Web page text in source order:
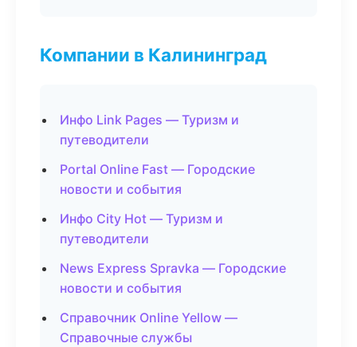
Компании в Калининград
Инфо Link Pages — Туризм и
путеводители
Portal Online Fast — Городские
новости и события
Инфо City Hot — Туризм и
путеводители
News Express Spravka — Городские
новости и события
Справочник Online Yellow —
Справочные службы